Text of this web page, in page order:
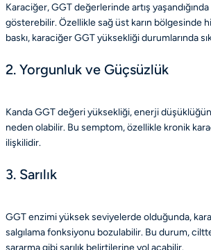
Karaciğer, GGT değerlerinde artış
gösterebilir. Özellikle sağ üst karın bölgesinde
baskı, karaciğer GGT yüksekliği durumlarında
2. Yorgunluk ve Güçsüzlük
Kanda GGT değeri yüksekliği, enerji
neden olabilir. Bu semptom, özellikle kronik
ilişkilidir.
3. Sarılık
GGT enzimi yüksek seviyelerde olduğunda,
salgılama fonksiyonu bozulabilir. Bu durum,
sararma gibi sarılık belirtilerine yol açabilir.